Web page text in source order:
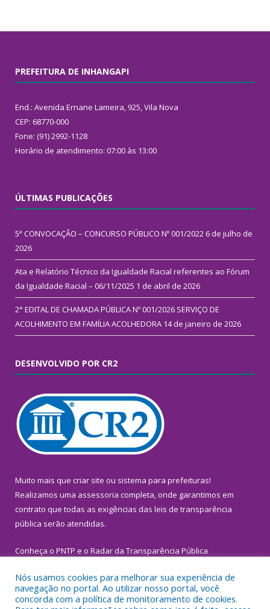
PREFEITURA DE INHANGAPI
End.: Avenida Ernane Lameira, 925, Vila Nova
CEP: 68770-000
Fone: (91) 2992-1128
Horário de atendimento: 07:00 às 13:00
ÚLTIMAS PUBLICAÇÕES
5ª CONVOCAÇÃO – CONCURSO PÚBLICO Nº 001/2022 6 de julho de
2026
Ata e Relatório Técnico da Igualdade Racial referentes ao Fórum
da Igualdade Racial – 06/11/2025 1 de abril de 2026
2° EDITAL DE CHAMADA PÚBLICA Nº 001/2026 SERVIÇO DE
ACOLHIMENTO EM FAMÍLIA ACOLHEDORA 14 de janeiro de 2026
DESENVOLVIDO POR CR2
Muito mais que criar site ou sistema para prefeituras!
Realizamos uma assessoria completa, onde garantimos em
contrato que todas as exigências das leis de transparência
pública serão atendidas.
Conheça o PNTP e o Radar da Transparência Pública
Nós usamos cookies para melhorar sua experiência de
navegação no portal. Ao utilizar nosso portal, você
concorda com a política de monitoramento de cookies.